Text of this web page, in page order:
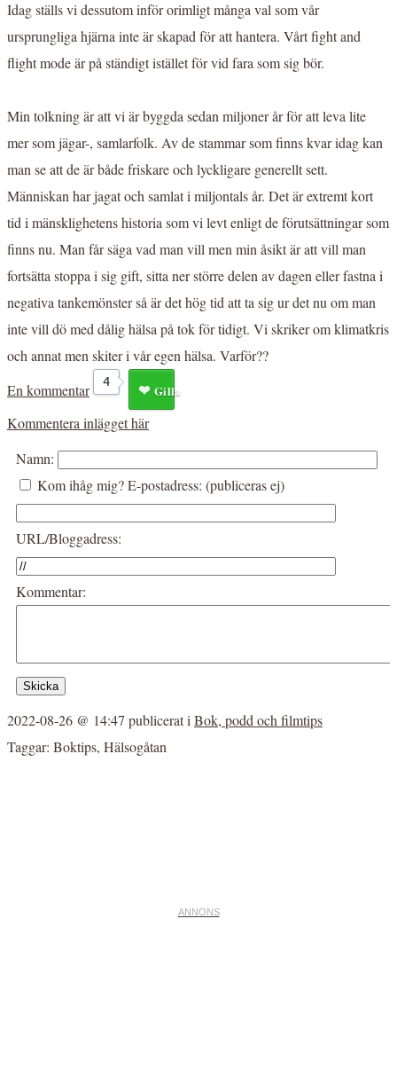
Idag ställs vi dessutom inför orimligt många val som vår
ursprungliga hjärna inte är skapad för att hantera. Vårt fight and
flight mode är på ständigt istället för vid fara som sig bör.
Min tolkning är att vi är byggda sedan miljoner år för att leva lite
mer som jägar-, samlarfolk. Av de stammar som finns kvar idag kan
man se att de är både friskare och lyckligare generellt sett.
Människan har jagat och samlat i miljontals år. Det är extremt kort
tid i mänsklighetens historia som vi levt enligt de förutsättningar som
finns nu. Man får säga vad man vill men min åsikt är att vill man
fortsätta stoppa i sig gift, sitta ner större delen av dagen eller fastna i
negativa tankemönster så är det hög tid att ta sig ur det nu om man
inte vill dö med dålig hälsa på tok för tidigt. Vi skriker om klimatkris
och annat men skiter i vår egen hälsa. Varför??
En kommentar
4
Gilla
Kommentera inlägget här
Namn:
Kom ihåg mig?E-postadress: (publiceras ej)
URL/Bloggadress:
Kommentar:
2022-08-26 @ 14:47 publicerat iBok, podd och filmtips
Taggar: Boktips, Hälsogåtan